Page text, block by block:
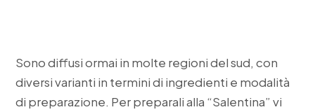
Sono diffusi ormai in molte regioni del sud, con
diversi varianti in termini di ingredienti e modalità
di preparazione. Per preparali alla “Salentina” vi